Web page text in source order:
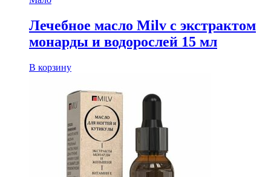
Лечебное масло Milv с экстрактом
монарды и водорослей 15 мл
В корзину